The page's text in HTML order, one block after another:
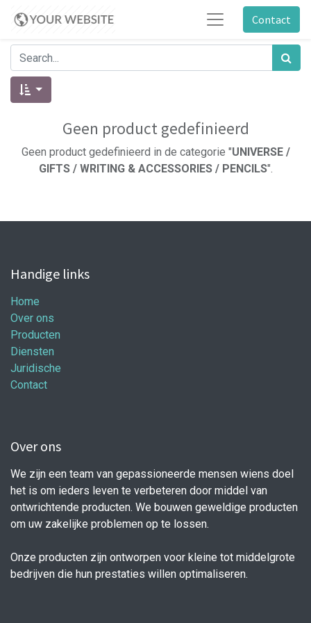
Contact
Geen product gedefinieerd
Geen product gedefinieerd in de categorie "UNIVERSE /
GIFTS / WRITING & ACCESSORIES / PENCILS".
Handige links
Home
Over ons
Producten
Diensten
Juridische
Contact
Over ons
We zijn een team van gepassioneerde mensen wiens doel
het is om ieders leven te verbeteren door middel van
ontwrichtende producten. We bouwen geweldige producten
om uw zakelijke problemen op te lossen.
Onze producten zijn ontworpen voor kleine tot middelgrote
bedrijven die hun prestaties willen optimaliseren.